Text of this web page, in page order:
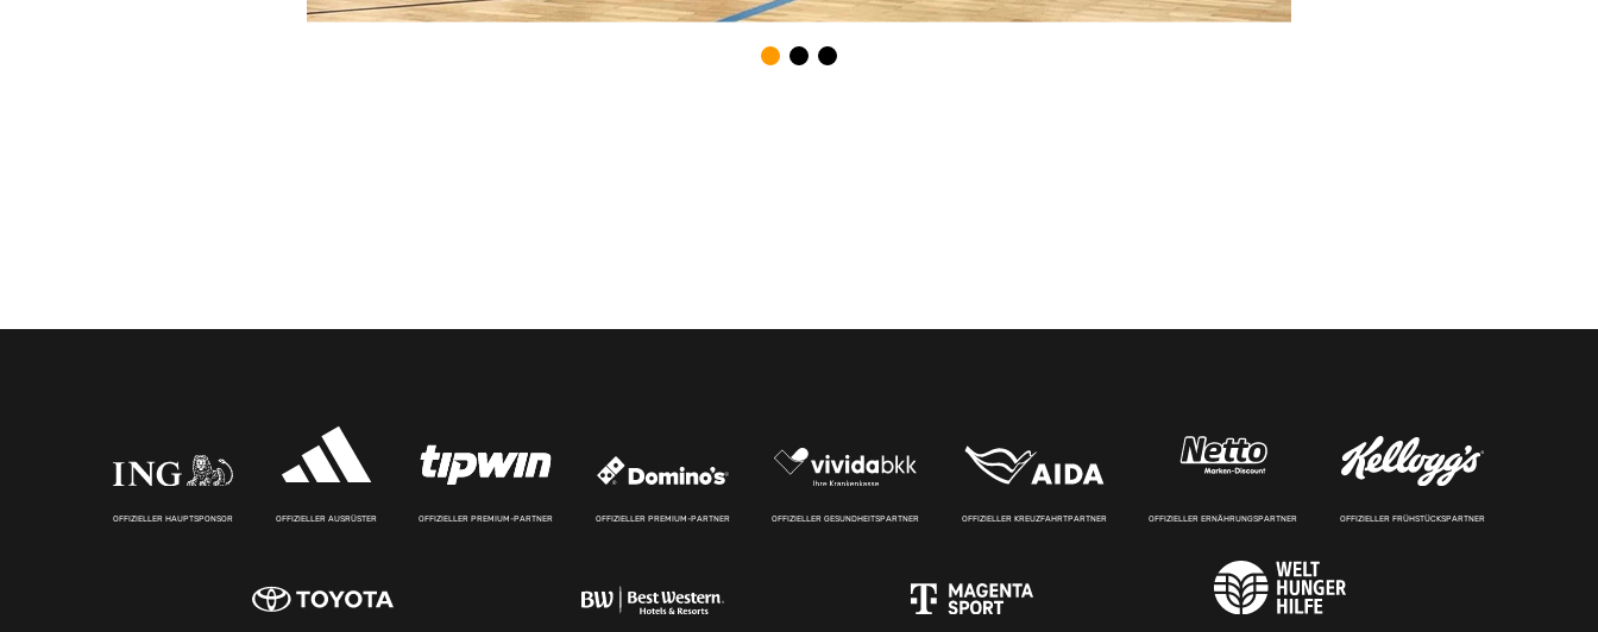
OFFIZIELLER HAUPTSPONSOR OFFIZIELLER AUSRÜSTER OFFIZIELLER PREMIUM-PARTNER OFFIZIELLER PREMIUM-PARTNER OFFIZIELLER GESUNDHEITSPARTNER OFFIZIELLER KREUZFAHRTPARTNER OFFIZIELLER ERNÄHRUNGSPARTNER OFFIZIELLER FRÜHSTÜCKSPARTNER